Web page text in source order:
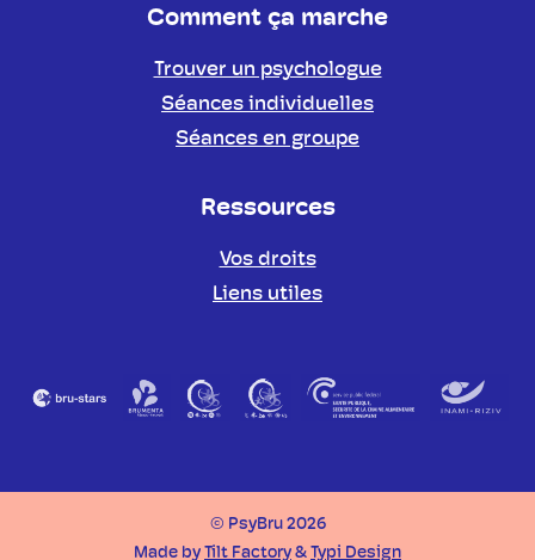
Comment ça marche
Trouver un psychologue
Séances individuelles
Séances en groupe
Ressources
Vos droits
Liens utiles
Partenaires
© PsyBru 2026
Made by Tilt Factory & Typi Design